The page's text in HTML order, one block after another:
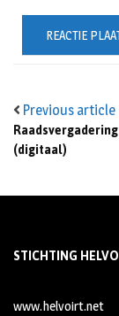
Previous article
(digitaal)
STICHTING
www.helvoirt.net